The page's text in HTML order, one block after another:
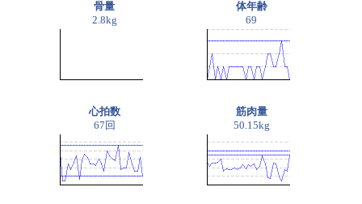
骨量
2.8kg
体年齢
69
心拍数
67回
筋肉量
50.15kg